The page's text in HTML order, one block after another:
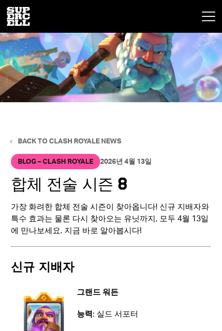
BACK TO CLASH ROYALE NEWS
BLOG – CLASH ROYALE 2026년 4월 13일
합체 전술 시즌 8
가장 화려한 합체 전술 시즌이 찾아옵니다! 신규 지배자와
특수 효과는 물론 다시 찾아오는 유닛까지, 모두 4월 13일
에 만나보세요. 지금 바로 알아봅시다!
신규 지배자
그랜드 워든
능력: 실드 서포터